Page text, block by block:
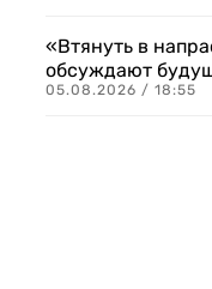
«Втянуть в
обсуждают
05.08.2026 / 18:55